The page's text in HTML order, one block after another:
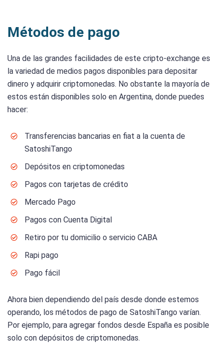
Métodos de pago
Una de las grandes facilidades de este cripto-exchange es
la variedad de medios pagos disponibles para depositar
dinero y adquirir criptomonedas. No obstante la mayoría de
estos están disponibles solo en Argentina, donde puedes
hacer:
Transferencias bancarias en fiat a la cuenta de
SatoshiTango
Depósitos en criptomonedas
Pagos con tarjetas de crédito
Mercado Pago
Pagos con Cuenta Digital
Retiro por tu domicilio o servicio CABA
Rapi pago
Pago fácil
Ahora bien dependiendo del país desde donde estemos
operando, los métodos de pago de SatoshiTango varían.
Por ejemplo, para agregar fondos desde España es posible
solo con depósitos de criptomonedas.